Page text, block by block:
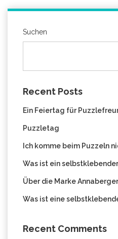
Suchen
Recent Posts
Ein Feiertag für
Puzzletag
Ich komme beim Puzzeln
Was ist ein
Über die Marke
Was ist eine
Recent Comments